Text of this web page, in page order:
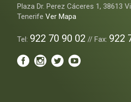
Plaza Dr. Perez Cáceres 1, 38613
Tenerife Ver Mapa
Tel: 922 70 90 02 // Fax: 922